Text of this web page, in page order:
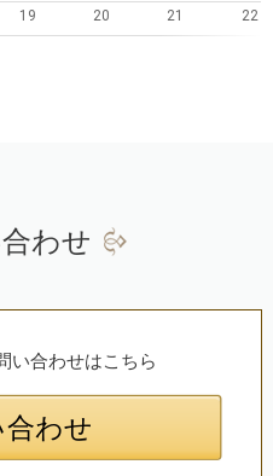
19 20 21 22
わせ
い合わせはこちら